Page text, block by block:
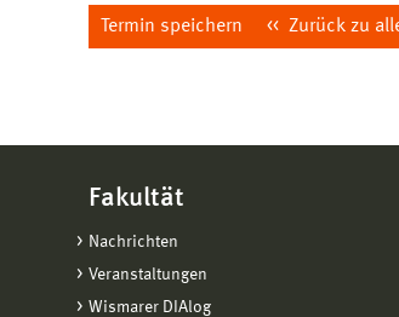
Termin speichern Zurück zu
Fakultät
Nachrichten
Veranstaltungen
Wismarer DIAlog